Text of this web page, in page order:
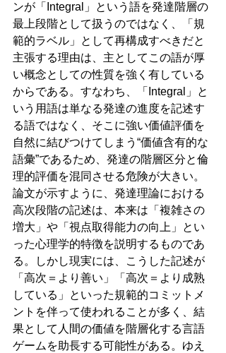
ンが「Integral」という語を発達階層の
最上段階として扱うのではなく、「規
範的ラベル」として再構成すべきだと
主張する理由は、主としてこの語が厚
い概念としての性質を強く有している
からである。すなわち、「Integral」と
いう用語は単なる発達の進度を記述す
る語ではなく、そこに強い価値評価を
自然に結びつけてしまう“価値含有的な
語彙”であるため、発達の階層区分と倫
理的評価を混同させる危険が大きい。
論文が示すように、発達理論における
高次段階の記述は、本来は「複雑さの
増大」や「視点取得能力の向上」とい
った心理学的特徴を説明するものであ
る。しかし現実には、こうした記述が
「高次＝より善い」「高次＝より成熟
している」といった規範的コミットメ
ントを伴って使われることが多く、結
果として人間の価値を階層化する言語
ゲームを助長する可能性がある。ゆえ